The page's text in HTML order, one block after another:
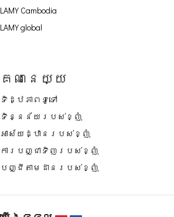
LAMY Cambodia
LAMY global
គណនេយ្យ
ទិដ្ឋភាពទូទៅ
ទិន្នន័យរបស់ខ្ញុំ
អាស័យដ្ឋានរបស់ខ្ញុំ
ការបញ្ជាទិញរបស់ខ្ញុំ
បញ្ជីតាមដានរបស់ខ្ញុំ